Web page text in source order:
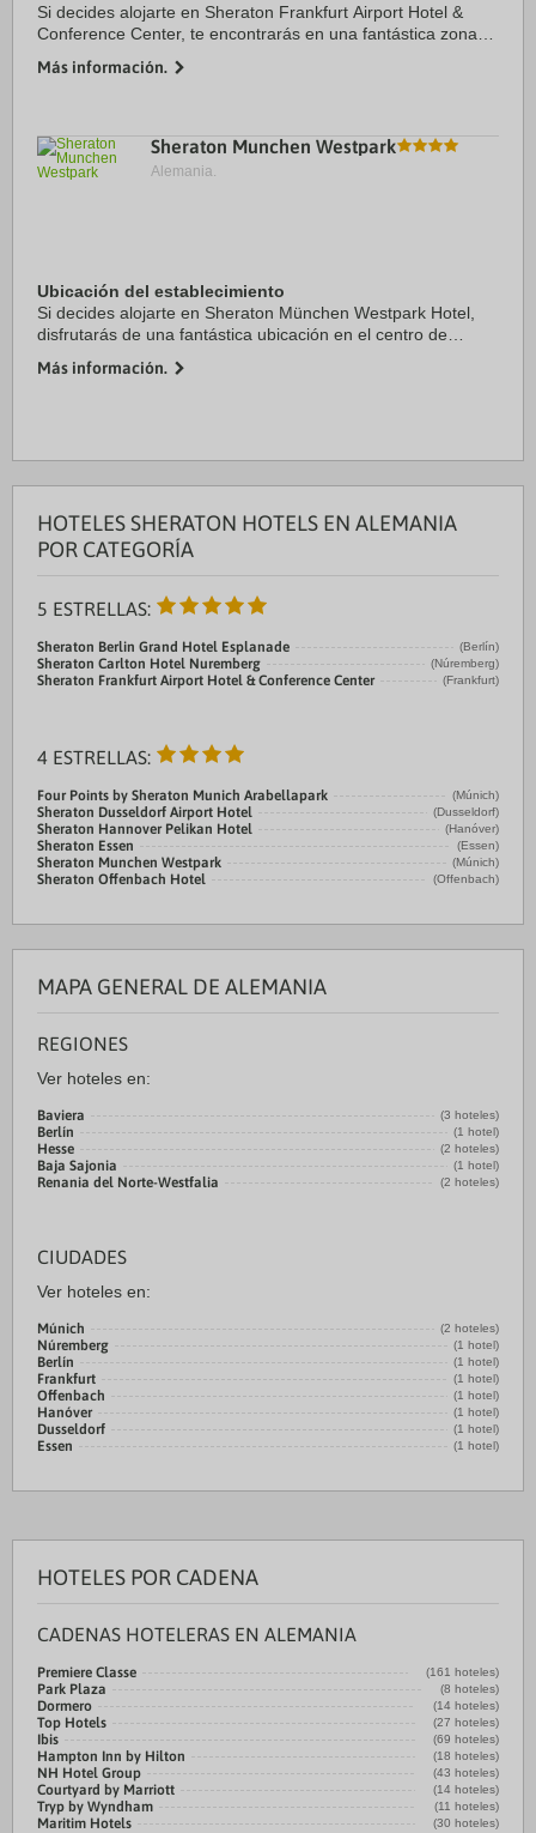
Si decides alojarte en Sheraton Frankfurt Airport Hotel &
Conference Center, te encontrarás en una fantástica zona
estarás a 2 min en coche de ...
Más información.
Sheraton Munchen Westpark
Alemania.
Ubicación del establecimiento
Si decides alojarte en Sheraton München Westpark Hotel,
disfrutarás de una fantástica ubicación en el centro de
Viktualienmarkt. Además, este hotel ...
Más información.
HOTELES SHERATON HOTELS EN ALEMANIA
POR CATEGORÍA
5 ESTRELLAS:
Sheraton Berlin Grand Hotel Esplanade (Berlín)
Sheraton Carlton Hotel Nuremberg (Núremberg)
Sheraton Frankfurt Airport Hotel & Conference Center (Frankfurt)
4 ESTRELLAS:
Four Points by Sheraton Munich Arabellapark (Múnich)
Sheraton Dusseldorf Airport Hotel (Dusseldorf)
Sheraton Hannover Pelikan Hotel (Hanóver)
Sheraton Essen (Essen)
Sheraton Munchen Westpark (Múnich)
Sheraton Offenbach Hotel (Offenbach)
MAPA GENERAL DE ALEMANIA
REGIONES
Ver hoteles en:
Baviera (3 hoteles)
Berlín (1 hotel)
Hesse (2 hoteles)
Baja Sajonia (1 hotel)
Renania del Norte-Westfalia (2 hoteles)
CIUDADES
Ver hoteles en:
Múnich (2 hoteles)
Núremberg (1 hotel)
Berlín (1 hotel)
Frankfurt (1 hotel)
Offenbach (1 hotel)
Hanóver (1 hotel)
Dusseldorf (1 hotel)
Essen (1 hotel)
HOTELES POR CADENA
CADENAS HOTELERAS EN ALEMANIA
Premiere Classe (161 hoteles)
Park Plaza (8 hoteles)
Dormero (14 hoteles)
Top Hotels (27 hoteles)
Ibis (69 hoteles)
Hampton Inn by Hilton (18 hoteles)
NH Hotel Group (43 hoteles)
Courtyard by Marriott (14 hoteles)
Tryp by Wyndham (11 hoteles)
Maritim Hotels (30 hoteles)